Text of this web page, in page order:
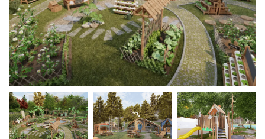
Hafa Samband Við Okkur
Vefsíður